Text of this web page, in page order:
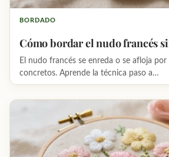
BORDADO
Cómo bordar el nudo francés
El nudo francés se enreda o se afloja
concretos. Aprende la técnica paso a…